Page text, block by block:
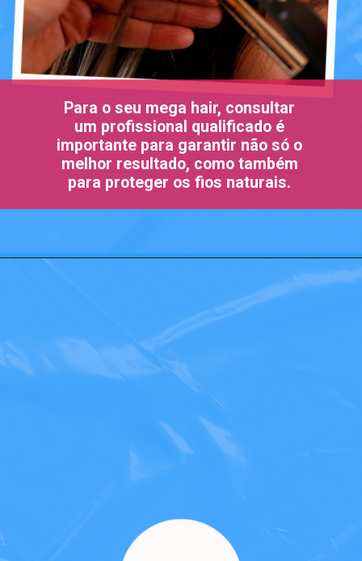
Para o seu mega hair, consultar
um profissional qualificado é
importante para garantir não só o
melhor resultado, como também
para proteger os fios naturais.